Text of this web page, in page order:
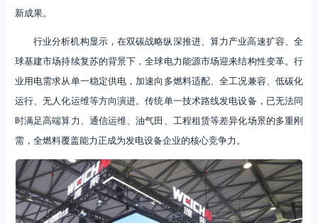
新成果。
行业分析机构显示，在双碳战略纵深推进、算力产业高速扩容、全
球基建市场持续复苏的背景下，全球电力能源市场迎来结构性变革。行
业用电需求从单一稳定供电，加速向多燃料适配、全工况兼容、低碳化
运行、无人化运维等方向演进。传统单一技术路线发电设备，已无法同
时满足高端算力、通信运维、油气田、工程租赁等差异化场景的多重刚
需，全燃料覆盖能力正成为发电设备企业的核心竞争力。